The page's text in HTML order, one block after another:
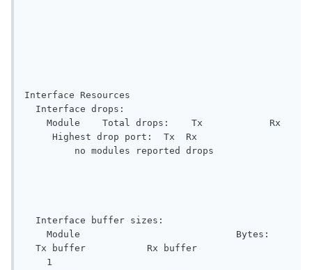
Interface Resources
Interface drops:
Module    Total drops:    Tx            Rx
Highest drop port:  Tx  Rx
no modules reported drops
Interface buffer sizes:
Module                            Bytes:
Tx buffer           Rx buffer
1